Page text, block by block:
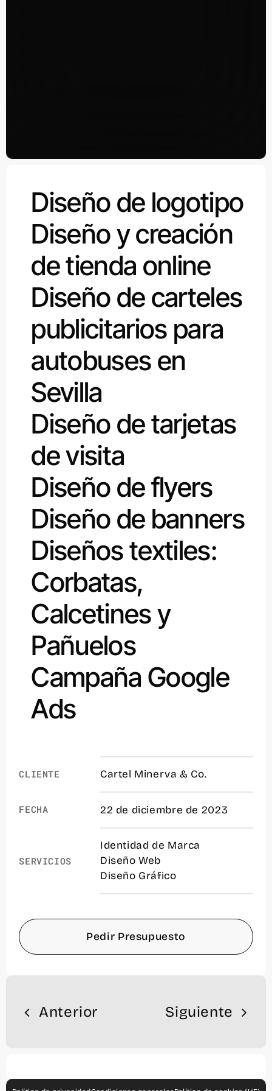
CLIENTE Cartel Minerva & Co.
FECHA 22 de diciembre de 2023
SERVICIOS
Identidad de Marca
Diseño Web
Diseño Gráfico
Pedir Presupuesto
Diseño de logotipo
Diseño y creación
de tienda online
Diseño de carteles
publicitarios para
autobuses en
Sevilla
Diseño de tarjetas
de visita
Diseño de flyers
Diseño de banners
Diseños textiles:
Corbatas,
Calcetines y
Pañuelos
Campaña Google
Ads
Anterior Siguiente